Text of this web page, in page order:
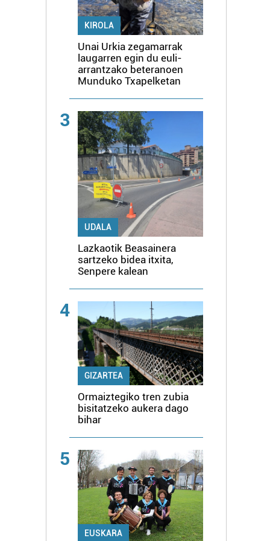
KIROLA
Unai Urkia zegamarrak
laugarren egin du euli-
arrantzako beteranoen
Munduko Txapelketan
3
UDALA
Lazkaotik Beasainera
sartzeko bidea itxita,
Senpere kalean
4
GIZARTEA
Ormaiztegiko tren zubia
bisitatzeko aukera dago
bihar
5
EUSKARA